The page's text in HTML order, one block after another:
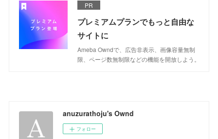
PR
プレミアムプランでもっと自由な
サイトに
Ameba Owndで、広告非表示、画像容量無制
限、ページ数無制限などの機能を開放しよう。
anuzurathoju's Ownd
フォロー